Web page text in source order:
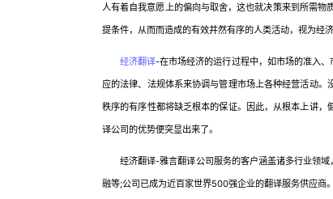
人有着自我意愿上的偏向与取舍，这也就决策来到所需
提条件，从而而造成的有效井然有序的人类活动，视为经济
经济翻译-在市场经济的运行过程中，如市场的准入
应的法律、法规体系来协调与管理市场上各种经营活动
秩序的有序性都将缺乏根本的保证。因此，从根本上讲
译公司的优势便突显出来了。
经济翻译-雅言翻译公司服务的客户涵盖诸多行业领域
融等;公司已成为近百家世界500强企业的翻译服务供应商。